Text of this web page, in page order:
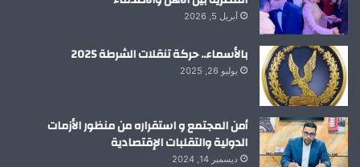
أبريل 5, 2026
بالأسماء.. حركة تنقلات الشرطة 2025
يوليو 26, 2025
أمن المجتمع و استقراره من منظور الأزمات
الدولية والتقلبات الإقتصادية
ديسمبر 14, 2024